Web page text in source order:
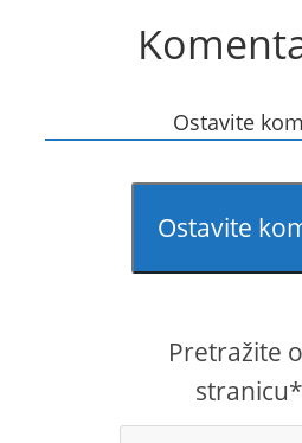
Ostavite
Ostavite
Pretražite
stranicu*